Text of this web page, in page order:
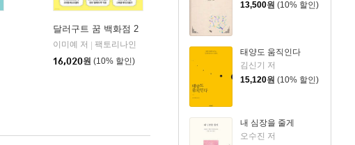
13,500원 (10% 할인)
태양도 움직인다
김신기 저
15,120원 (10% 할인)
내 심장을 줄게
오수진 저
달러구트 꿈 백화점 2
이미예 저
팩토리나인
16,020원 (10% 할인)